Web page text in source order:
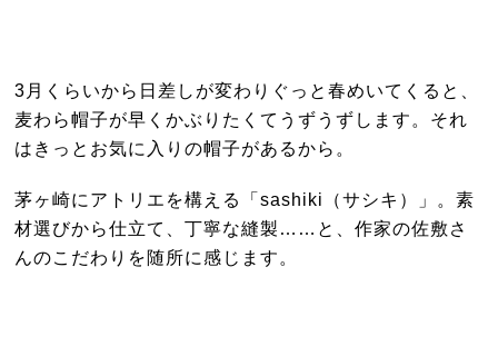
3月くらいから日差しが変わりぐっと春めいてくると、
麦わら帽子が早くかぶりたくてうずうずします。それ
はきっとお気に入りの帽子があるから。
茅ヶ崎にアトリエを構える「sashiki（サシキ）」。素
材選びから仕立て、丁寧な縫製……と、作家の佐敷さ
んのこだわりを随所に感じます。